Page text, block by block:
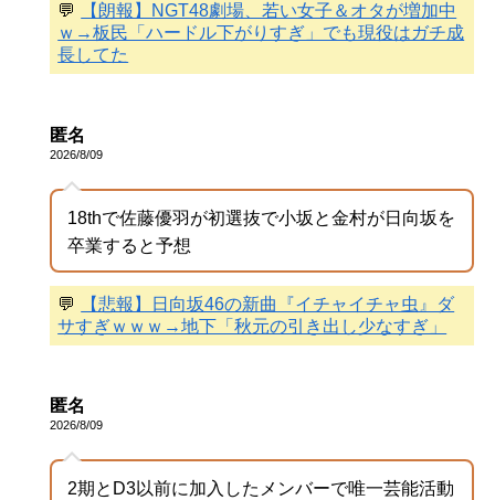
💬
【朗報】NGT48劇場、若い女子＆オタが増加中
ｗ→板民「ハードル下がりすぎ」でも現役はガチ成
長してた
匿名
2026/8/09
18thで佐藤優羽が初選抜で小坂と金村が日向坂を
卒業すると予想
💬
【悲報】日向坂46の新曲『イチャイチャ虫』ダ
サすぎｗｗｗ→地下「秋元の引き出し少なすぎ」
匿名
2026/8/09
2期とD3以前に加入したメンバーで唯一芸能活動